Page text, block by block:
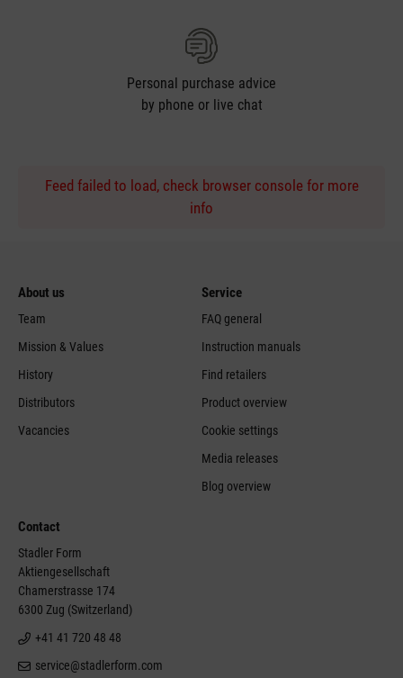
Personal purchase advice
by phone or live chat
Feed failed to load, check browser console for more
info
About us
Team
Mission & Values
History
Distributors
Vacancies
Service
FAQ general
Instruction manuals
Find retailers
Product overview
Cookie settings
Media releases
Blog overview
Contact
Stadler Form
Aktiengesellschaft
Chamerstrasse 174
6300 Zug (Switzerland)
+41 41 720 48 48
service@stadlerform.com